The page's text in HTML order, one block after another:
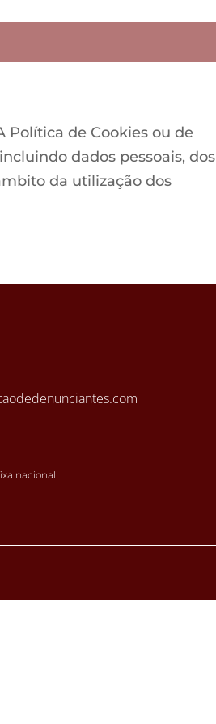
Política de Cookies ou de
dados pessoais, dos
da utilização dos
nacional